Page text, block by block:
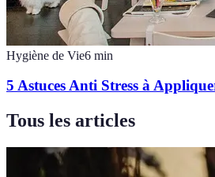
Hygiène de Vie6 min
5 Astuces Anti Stress à
Tous les articles